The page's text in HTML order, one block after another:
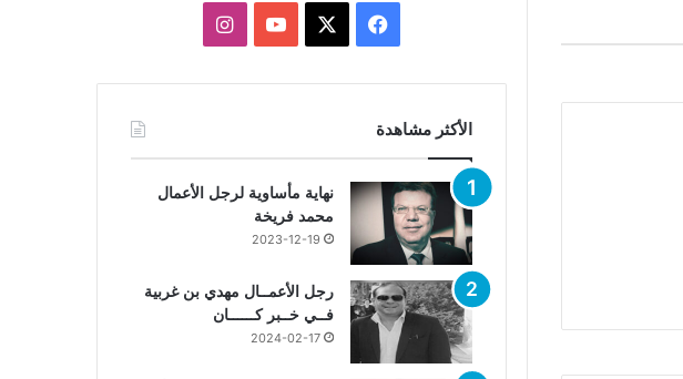
فيسبوك يوتيوبانستقرام
الأكثر مشاهدة
نهاية مأساوية لرجل الأعمال
محمد فريخة
2023-12-19
رجل الأعمــال مهدي بن غربية
فــي خــبر كــــــان
2024-02-17